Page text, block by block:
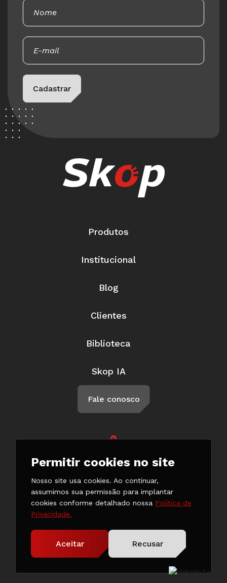
Please leave this field empty.
Cadastrar
Produtos
Institucional
Blog
Clientes
Biblioteca
Skop IA
Fale conosco
de Janeiro - RJ CEP 21011-500
(21) 3147-7777
(21) 98132-0182
Copyright © 2024. Todos os direitos reservados.
Desenvolvido pela
Permitir cookies no site
Nosso site usa cookies. Ao continuar,
assumimos sua permissão para implantar
cookies conforme detalhado nossa Política de
Privacidade.
Aceitar Recusar